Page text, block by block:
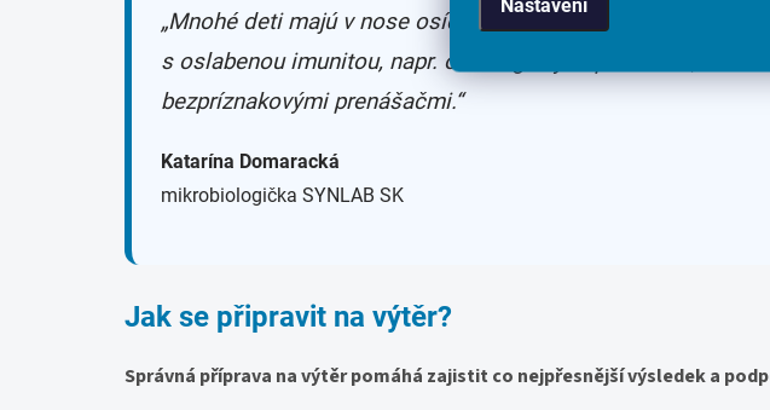
Nastavení
„Mnohé deti majú v nose osídlenú baktériu Streptococcus
s oslabenou imunitou, napr. onkologických pacientov, však
bezpríznakovými prenášačmi.“
Katarína Domaracká
mikrobiologička SYNLAB SK
Jak se připravit na výtěr?
Správná příprava na výtěr pomáhá zajistit co nejpřesnější výsledek a